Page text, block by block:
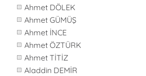
Ahmet DÖLEK
Ahmet GÜMÜŞ
Ahmet İNCE
Ahmet ÖZTÜRK
Ahmet TİTİZ
Aladdin DEMİR